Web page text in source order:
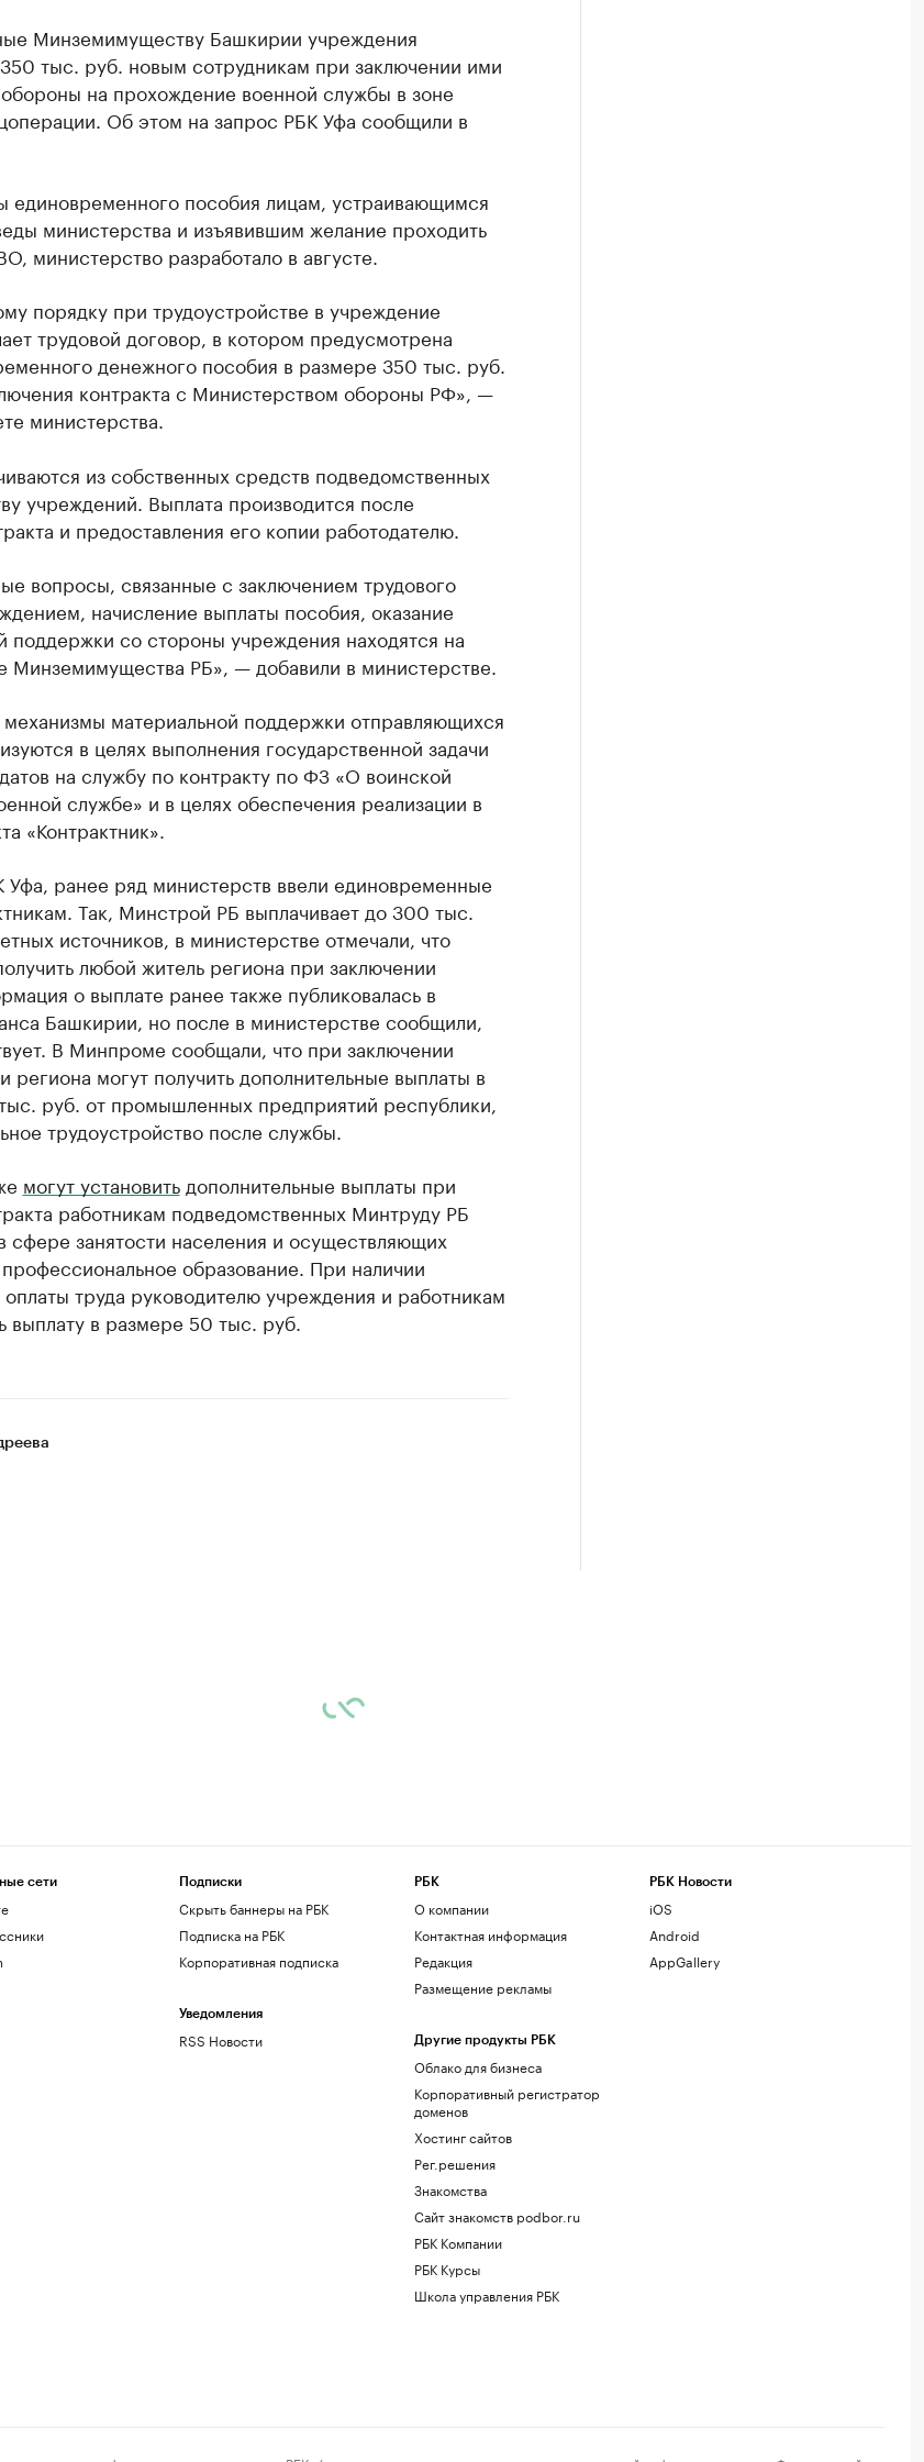
Минземимуществу Башкирии учреждения
тыс. руб. новым сотрудникам при заключении ими
на прохождение военной службы в зоне
Об этом на запрос РБК Уфа сообщили в
единовременного пособия лицам, устраивающимся
министерства и изъявившим желание проходить
министерство разработало в августе.
порядку при трудоустройстве в учреждение
трудовой договор, в котором предусмотрена
денежного пособия в размере 350 тыс. руб.
контракта с Министерством обороны РФ», —
министерства.
из собственных средств подведомственных
учреждений. Выплата производится после
и предоставления его копии работодателю.
вопросы, связанные с заключением трудового
начисление выплаты пособия, оказание
поддержки со стороны учреждения находятся на
Минземимущества РБ», — добавили в министерстве.
материальной поддержки отправляющихся
в целях выполнения государственной задачи
на службу по контракту по ФЗ «О воинской
службе» и в целях обеспечения реализации в
«Контрактник».
Уфа, ранее ряд министерств ввели единовременные
Так, Минстрой РБ выплачивает до 300 тыс.
источников, в министерстве отмечали, что
любой житель региона при заключении
о выплате ранее также публиковалась в
Башкирии, но после в министерстве сообщили,
В Минпроме сообщали, что при заключении
региона могут получить дополнительные выплаты в
руб. от промышленных предприятий республики,
трудоустройство после службы.
могут установитьдополнительные выплаты при
работникам подведомственных Минтруду РБ
сфере занятости населения и осуществляющих
образование. При наличии
труда руководителю учреждения и работникам
выплату в размере 50 тыс. руб.
сети Подписки
Скрыть баннеры на РБК
Подписка на РБК
Корпоративная подписка
Уведомления
RSS Новости
РБК
О компании
Контактная информация
Редакция
Размещение рекламы
Другие продукты РБК
Облако для бизнеса
Корпоративный регистратор
доменов
Хостинг сайтов
Рег.решения
Знакомства
Сайт знакомств podbor.ru
РБК Компании
РБК Курсы
Школа управления РБК
РБК Новости
iOS
Android
AppGallery